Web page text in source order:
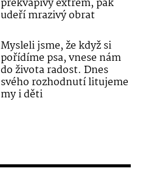
udeří mrazivý obrat
Mysleli jsme, že když si
pořídíme psa, vnese nám
do života radost. Dnes
svého rozhodnutí litujeme
my i děti